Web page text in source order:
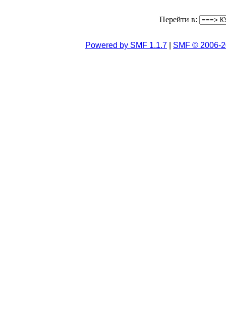
Перейти в:
Powered by SMF 1.1.7 SMF © 2006-